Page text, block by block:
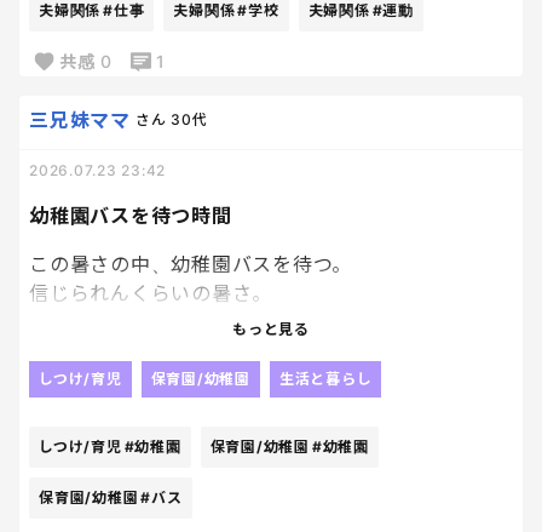
夫婦関係 #仕事 夫婦関係#学校 夫婦関係 #運動
共感 0 1
幼稚園バスを待つ時間
三兄妹ママ さん 30代
2026.07.23 23:42
この暑さの中、幼稚園バスを待つ。
信じられんくらいの暑さ。
立ってるだけで汗がだらだら、、、、
だから、GPSを付けてくれって言ってんねん。
ー。
やっと夏休み突入した末っ子だが、また来週から夏
もっと見る
しつけ/育児 保育園/幼稚園 生活と暮らし
しつけ/育児 #幼稚園 保育園/幼稚園 #幼稚園
保育園/幼稚園 #バス